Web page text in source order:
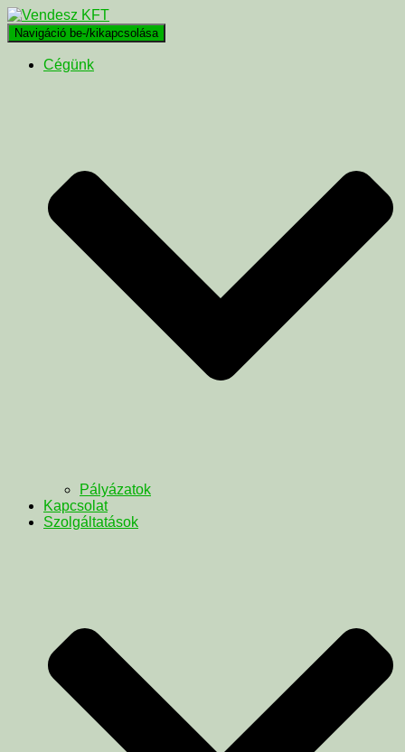
Navigáció be-/kikapcsolása
Cégünk
Pályázatok
Kapcsolat
Szolgáltatások